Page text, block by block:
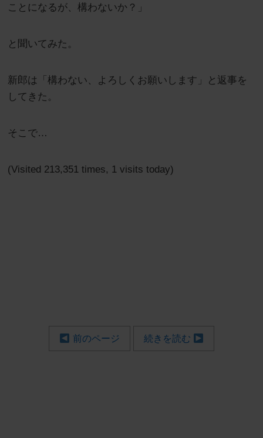
ことになるが、構わないか？」
と聞いてみた。
新郎は「構わない、よろしくお願いします」と返事を
してきた。
そこで…
(Visited 213,351 times, 1 visits today)
前のページ 続きを読む